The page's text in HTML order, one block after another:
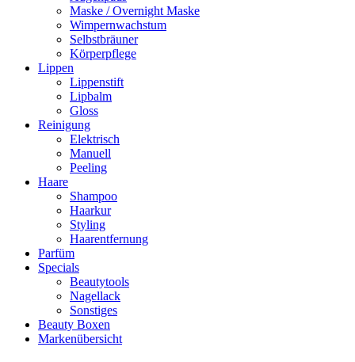
Maske / Overnight Maske
Wimpernwachstum
Selbstbräuner
Körperpflege
Lippen
Lippenstift
Lipbalm
Gloss
Reinigung
Elektrisch
Manuell
Peeling
Haare
Shampoo
Haarkur
Styling
Haarentfernung
Parfüm
Specials
Beautytools
Nagellack
Sonstiges
Beauty Boxen
Markenübersicht